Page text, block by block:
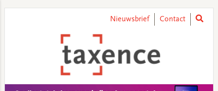
Nieuwsbrief Contact